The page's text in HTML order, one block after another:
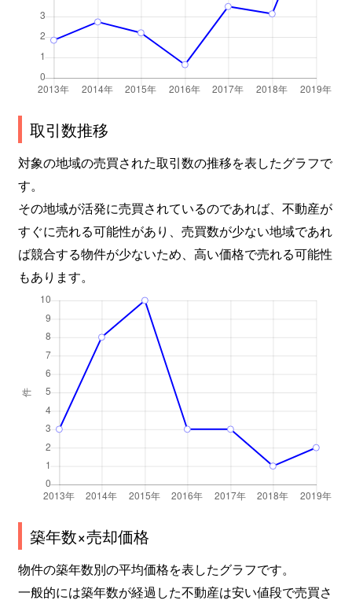
取引数推移
対象の地域の売買された取引数の推移を表したグラフで
す。
その地域が活発に売買されているのであれば、不動産が
すぐに売れる可能性があり、売買数が少ない地域であれ
ば競合する物件が少ないため、高い価格で売れる可能性
もあります。
築年数×売却価格
物件の築年数別の平均価格を表したグラフです。
一般的には築年数が経過した不動産は安い値段で売買さ